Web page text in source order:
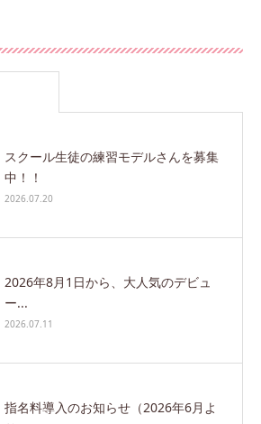
スクール生徒の練習モデルさんを募集
中！！
2026.07.20
2026年8月1日から、大人気のデビュ
ー...
2026.07.11
指名料導入のお知らせ（2026年6月よ